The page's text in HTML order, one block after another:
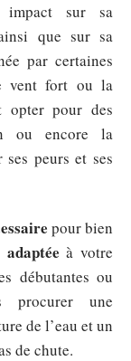
sur sa
que sur sa
par certaines
vent fort ou la
opter pour des
ou encore la
peurs et ses
pour bien
à votre
débutantes ou
procurer une
de l’eau et un
de chute.